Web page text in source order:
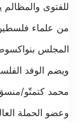
من علماء
المجلس
ويضم الوفد
محمد كتمتّو/
وعضو الحملة